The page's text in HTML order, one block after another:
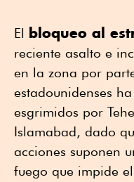
El bloqueo al
reciente asalto e
en la zona por
estadounidenses
esgrimidos por
Islamabad, dado
acciones suponen
fuego que impide